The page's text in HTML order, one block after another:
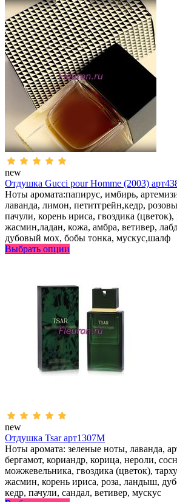
new
Отдушка Gucci pour Homme (2003)
Ноты аромата:папирус, имбирь,
лаванда, лимон, петитгрейн,кедр,
пачули, корень ириса, гвоздика (цветок),
жасмин,ладан, кожа, амбра, ветивер,
дубовый мох, бобы тонка, мускус,шалф
Выбрать опции
new
Отдушка Tsar арт1307M
Ноты аромата: зеленые ноты, лаванда,
бергамот, кориандр, корица, нероли,
можжевельника, гвоздика (цветок),
жасмин, корень ириса, роза, ландыш,
кедр, пачули, сандал, ветивер, мускус